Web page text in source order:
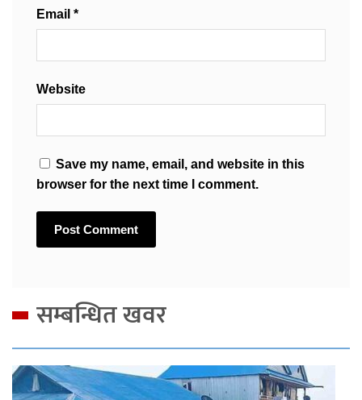
Email *
Website
Save my name, email, and website in this
browser for the next time I comment.
सम्बन्धित खवर